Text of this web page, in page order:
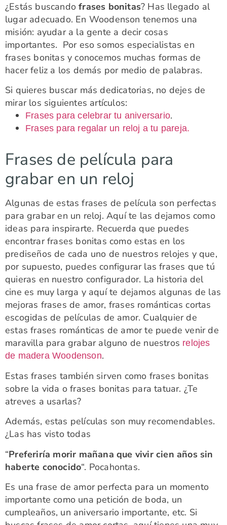
¿Estás buscandofrases bonitas? Has llegado al
lugar adecuado. En Woodenson tenemos una
misión: ayudar a la gente a decir cosas
importantes. Por eso somos especialistas en
frases bonitas y conocemos muchas formas de
hacer feliz a los demás por medio de palabras.
Si quieres buscar más dedicatorias, no dejes de
mirar los siguientes artículos:
Frases para celebrar tu aniversario.
Frases para regalar un reloj a tu pareja.
Frases de película para
grabar en un reloj
Algunas de estas frases de película son perfectas
para grabar en un reloj. Aquí te las dejamos como
ideas para inspirarte. Recuerda que puedes
encontrar frases bonitas como estas en los
prediseños de cada uno de nuestros relojes y que,
por supuesto, puedes configurar las frases que tú
quieras en nuestro configurador. La historia del
cine es muy larga y aquí te dejamos algunas de las
mejoras frases de amor, frases románticas cortas
escogidas de películas de amor. Cualquier de
estas frases románticas de amor te puede venir de
maravilla para grabar alguno de nuestros relojes
de madera Woodenson.
Estas frases también sirven como frases bonitas
sobre la vida o frases bonitas para tatuar. ¿Te
atreves a usarlas?
Además, estas películas son muy recomendables.
¿Las has visto todas
“Preferiría morir mañana que vivir cien años sin
haberte conocido“. Pocahontas.
Es una frase de amor perfecta para un momento
importante como una petición de boda, un
cumpleaños, un aniversario importante, etc. Si